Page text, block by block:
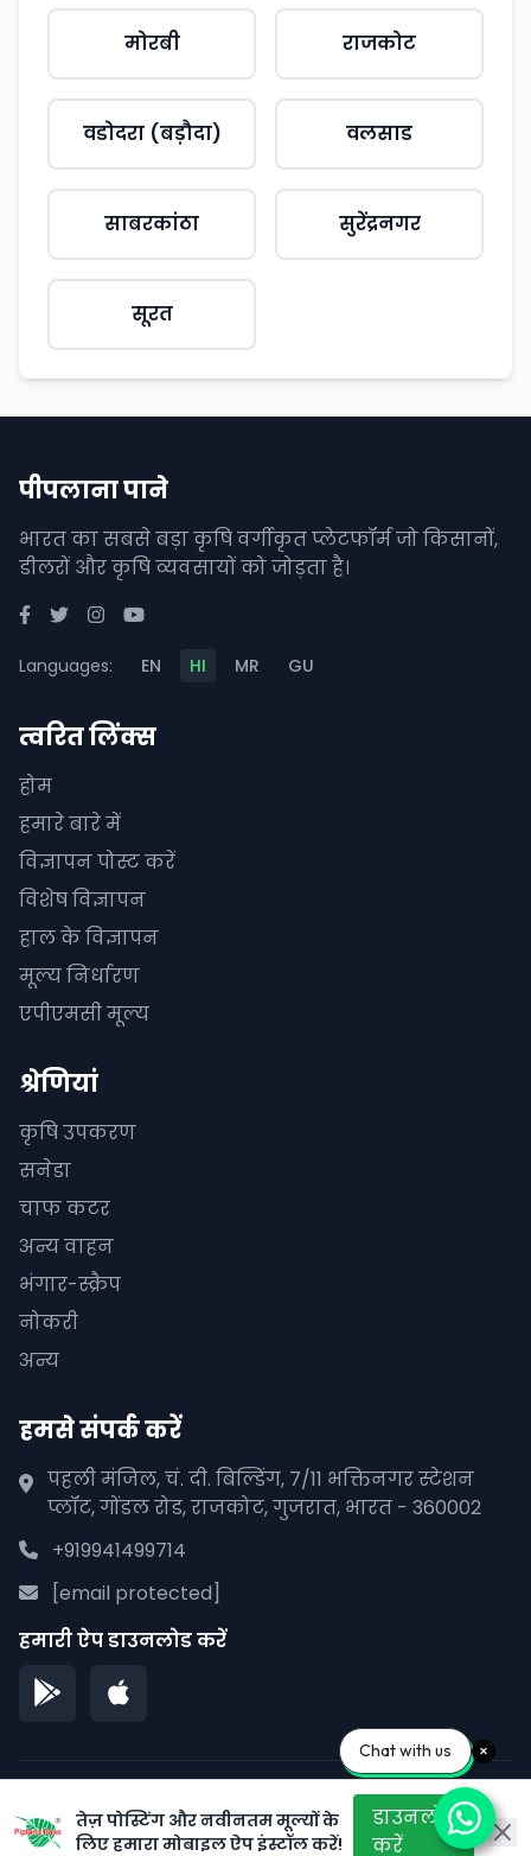
मोरबी राजकोट
वडोदरा (बड़ौदा) वलसाड
साबरकांठा सुरेंद्रनगर
सूरत
पीपलाना पाने
भारत का सबसे बड़ा कृषि वर्गीकृत प्लेटफॉर्म जो किसानों,
डीलरों और कृषि व्यवसायों को जोड़ता है।
Languages: EN HI MR GU
त्वरित लिंक्स
होम
हमारे बारे में
विज्ञापन पोस्ट करें
विशेष विज्ञापन
हाल के विज्ञापन
मूल्य निर्धारण
एपीएमसी मूल्य
श्रेणियां
कृषि उपकरण
सनेडा
चाफ कटर
अन्य वाहन
भंगार-स्क्रैप
नोकरी
अन्य
हमसे संपर्क करें
पहली मंजिल, चं. दी. बिल्डिंग, 7/11 भक्तिनगर स्टेशन
प्लॉट, गोंडल रोड, राजकोट, गुजरात, भारत - 360002
+919941499714
[email protected]
हमारी ऐप डाउनलोड करें
© 2026 पीपलाना पाने. सर्वाधिकार सुरक्षित।
गोपनीयता नीति
सेवा की शर्तें साइटमैप
तेज़ पोस्टिंग और नवीनतम मूल्यों के
लिए हमारा मोबाइल ऐप इंस्टॉल करें!
डाउनलोड
करें
Chat with us